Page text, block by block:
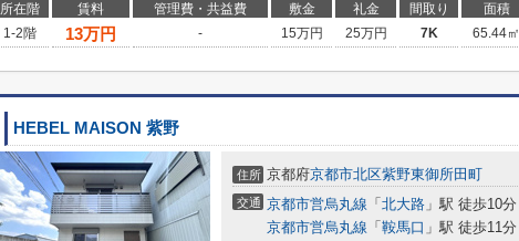
所在階 賃料 管理費・共益費 敷金 礼金 間取り 面積
1-2階
13万円 - 15万円 25万円 7K 65.44㎡
HEBEL MAISON 紫野
住所 京都府京都市北区紫野東御所田町
交通 京都市営烏丸線 「 北大路 」駅 徒歩10分
京都市営烏丸線 「 鞍馬口 」駅 徒歩11分